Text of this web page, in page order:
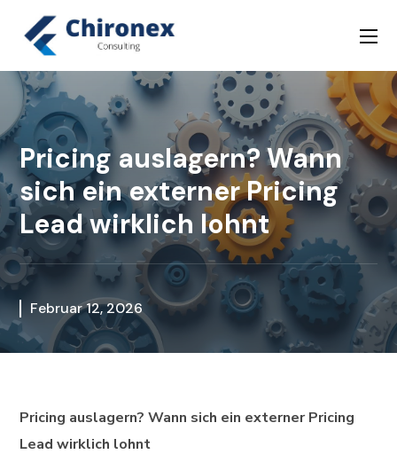
Pricing auslagern? Wann
sich ein externer Pricing
Lead wirklich lohnt
Februar 12, 2026
Pricing auslagern? Wann sich ein externer Pricing
Lead wirklich lohnt